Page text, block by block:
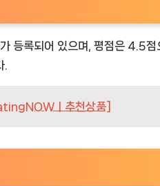
록되어 있으며, 평점은 4.5
.
ㅣ추천상품]